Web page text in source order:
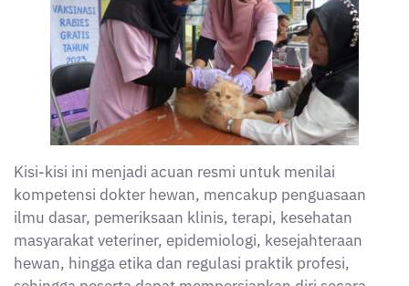
Kisi-kisi ini menjadi acuan resmi untuk menilai
kompetensi dokter hewan, mencakup penguasaan
ilmu dasar, pemeriksaan klinis, terapi, kesehatan
masyarakat veteriner, epidemiologi, kesejahteraan
hewan, hingga etika dan regulasi praktik profesi,